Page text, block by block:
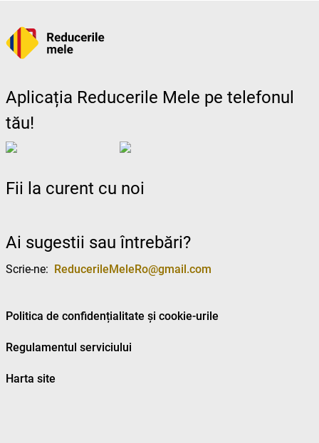
Aplicația Reducerile Mele pe telefonul
tău!
Fii la curent cu noi
Ai sugestii sau întrebări?
Scrie-ne: ReducerileMeleRo@gmail.com
Politica de confidențialitate și cookie-urile
Regulamentul serviciului
Harta site